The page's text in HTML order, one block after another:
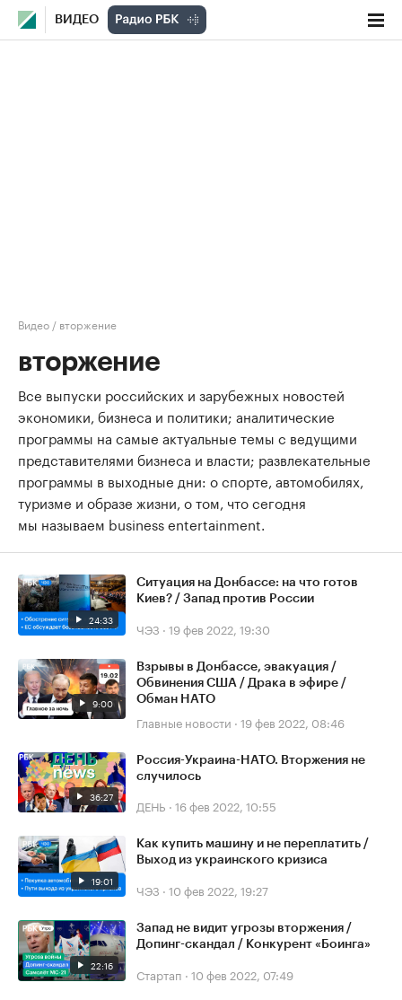
ВИДЕО
Видео / вторжение
вторжение
Все выпуски российских и зарубежных новостей
экономики, бизнеса и политики; аналитические
программы на самые актуальные темы с ведущими
представителями бизнеса и власти; развлекательные
программы в выходные дни: о спорте, автомобилях,
туризме и образе жизни, о том, что сегодня
мы называем business entertainment.
24:33
Ситуация на Донбассе: на что готов
Киев? / Запад против России
ЧЭЗ · 19 фев 2022, 19:30
9:00
Взрывы в Донбассе, эвакуация /
Обвинения США / Драка в эфире /
Обман НАТО
Главные новости · 19 фев 2022, 08:46
36:27
Россия-Украина-НАТО. Вторжения не
случилось
ДЕНЬ · 16 фев 2022, 10:55
19:01
Как купить машину и не переплатить /
Выход из украинского кризиса
ЧЭЗ · 10 фев 2022, 19:27
22:16
Запад не видит угрозы вторжения /
Допинг-скандал / Конкурент «Боинга»
Стартап · 10 фев 2022, 07:49